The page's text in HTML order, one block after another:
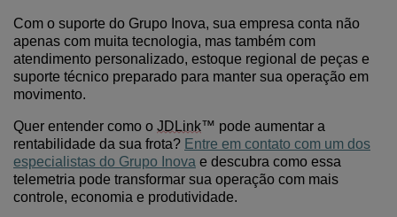
Com o suporte do Grupo Inova, sua empresa conta não
apenas com muita tecnologia, mas também com
atendimento personalizado, estoque regional de peças e
suporte técnico preparado para manter sua operação em
movimento.
Quer entender como o JDLink™ pode aumentar a
rentabilidade da sua frota? Entre em contato com um dos
especialistas do Grupo Inova e descubra como essa
telemetria pode transformar sua operação com mais
controle, economia e produtividade.